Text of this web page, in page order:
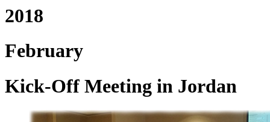
2018
February
Kick-Off Meeting in Jordan